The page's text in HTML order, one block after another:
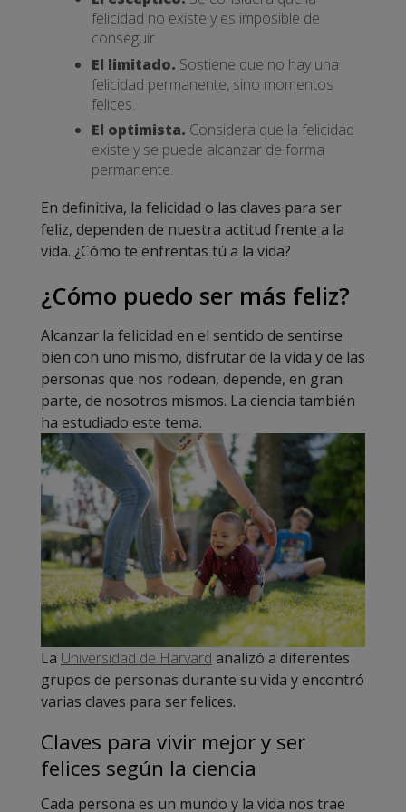
felicidad no existe y es imposible de
conseguir.
El limitado. Sostiene que no hay una
felicidad permanente, sino momentos
felices.
El optimista. Considera que la felicidad
existe y se puede alcanzar de forma
permanente.
En definitiva, la felicidad o las claves para ser
feliz, dependen de nuestra actitud frente a la
vida. ¿Cómo te enfrentas tú a la vida?
¿Cómo puedo ser más feliz?
Alcanzar la felicidad en el sentido de sentirse
bien con uno mismo, disfrutar de la vida y de las
personas que nos rodean, depende, en gran
parte, de nosotros mismos. La ciencia también
ha estudiado este tema.
La Universidad de Harvard analizó a diferentes
grupos de personas durante su vida y encontró
varias claves para ser felices.
Claves para vivir mejor y ser
felices según la ciencia
Cada persona es un mundo y la vida nos trae